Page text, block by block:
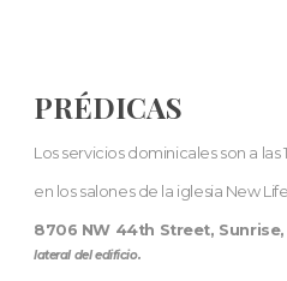
PRÉDICAS
Los servicios dominicales son a las
en los salones de la iglesia New
8706 NW 44th Street, Sunrise,
lateral del edificio.